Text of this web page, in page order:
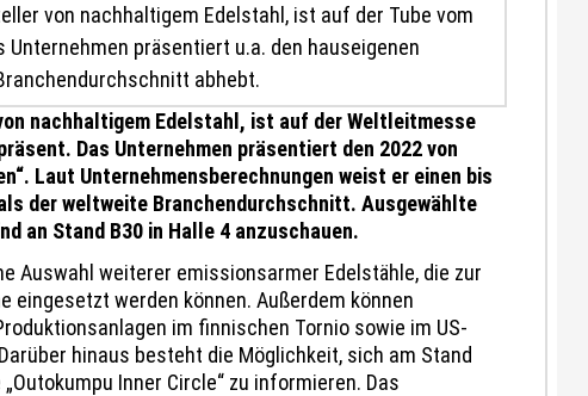
von nachhaltigem Edelstahl, ist auf der Tube vom
präsentiert u.a. den hauseigenen
abhebt.
nachhaltigem Edelstahl, ist auf der Weltleitmesse
Das Unternehmen präsentiert den 2022 von
Laut Unternehmensberechnungen weist er einen bis
der weltweite Branchendurchschnitt. Ausgewählte
an Stand B30 in Halle 4 anzuschauen.
Auswahl weiterer emissionsarmer Edelstähle, die zur
eingesetzt werden können. Außerdem können
im finnischen Tornio sowie im US-
hinaus besteht die Möglichkeit, sich am Stand
Inner Circle“ zu informieren. Das